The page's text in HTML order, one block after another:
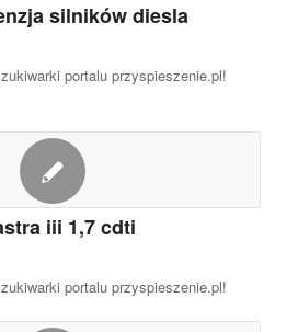
silników diesla
portalu przyspieszenie.pl!
iii 1,7 cdti
portalu przyspieszenie.pl!